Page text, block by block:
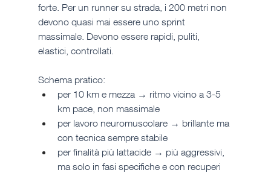
forte. Per un runner su strada, i 200 metri non
devono quasi mai essere uno sprint
massimale. Devono essere rapidi, puliti,
elastici, controllati.
Schema pratico:
per 10 km e mezza → ritmo vicino a 3-5
km pace, non massimale
per lavoro neuromuscolare → brillante ma
con tecnica sempre stabile
per finalità più lattacide → più aggressivi,
ma solo in fasi specifiche e con recuperi